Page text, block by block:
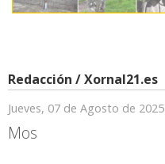
Redacción / Xornal21.es
Jueves, 07 de Agosto de 2025
Mos